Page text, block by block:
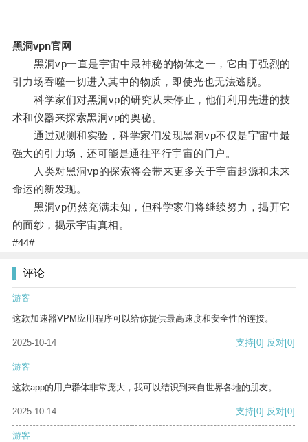
黑洞vpn官网
黑洞vp一直是宇宙中最神秘的物体之一，它由于强烈的
引力场吞噬一切进入其中的物质，即使光也无法逃脱。
科学家们对黑洞vp的研究从未停止，他们利用先进的技
术和仪器来探索黑洞vp的奥秘。
通过观测和实验，科学家们发现黑洞vp不仅是宇宙中最
强大的引力场，还可能是通往平行宇宙的门户。
人类对黑洞vp的探索将会带来更多关于宇宙起源和未来
命运的新发现。
黑洞vp仍然充满未知，但科学家们将继续努力，揭开它
的面纱，揭示宇宙真相。
#44#
评论
游客
这款加速器VPM应用程序可以给你提供最高速度和安全性的连接。
2025-10-14 支持[0] 反对[0]
游客
这款app的用户群体非常庞大，我可以结识到来自世界各地的朋友。
2025-10-14 支持[0] 反对[0]
游客